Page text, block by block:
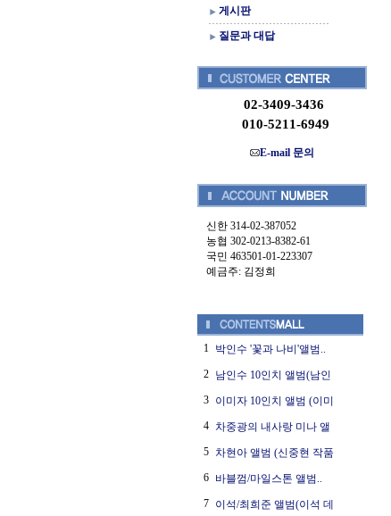
게시판
질문과 대답
02-3409-3436
010-5211-6949
E-mail 문의
신한 314-02-387052
농협 302-0213-8382-61
국민 463501-01-223307
예금주: 김정희
1 박인수 '꽃과 나비'앨범..
2 남인수 10인치 앨범(남인
3 이미자 10인치 앨범 (이미
4 차중광의 내사랑 미나 앨
5 차현아 앨범 (신중현 작품
6 바블껌/마일스톤 앨범..
7 이석/최희준 앨범(이석 데